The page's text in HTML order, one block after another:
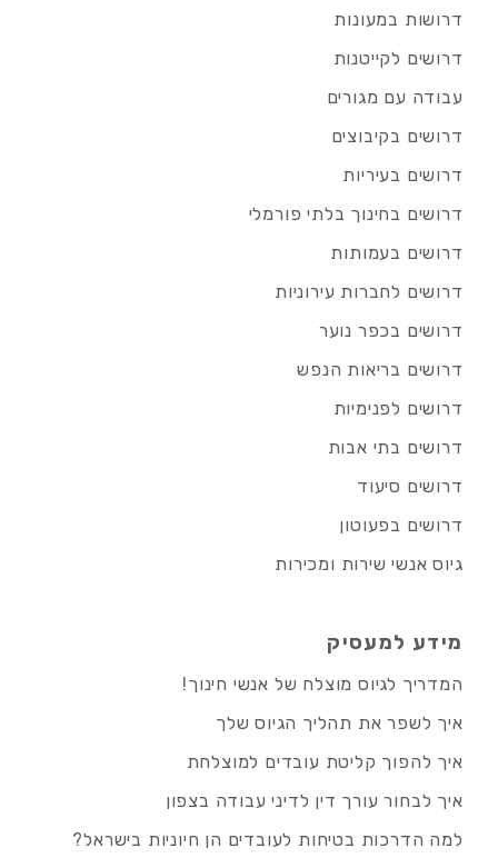
דרושות במעונות
דרושים לקייטנות
עבודה עם מגורים
דרושים בקיבוצים
דרושים בעיריות
דרושים בחינוך בלתי פורמלי
דרושים בעמותות
דרושים לחברות עירוניות
דרושים בכפר נוער
דרושים בריאות הנפש
דרושים לפנימיות
דרושים בתי אבות
דרושים סיעוד
דרושים בפעוטון
גיוס אנשי שירות ומכירות
מידע למעסיק
המדריך לגיוס מוצלח של אנשי חינוך!
איך לשפר את תהליך הגיוס שלך
איך להפוך קליטת עובדים למוצלחת
איך לבחור עורך דין לדיני עבודה בצפון
למה הדרכות בטיחות לעובדים הן חיוניות בישראל?